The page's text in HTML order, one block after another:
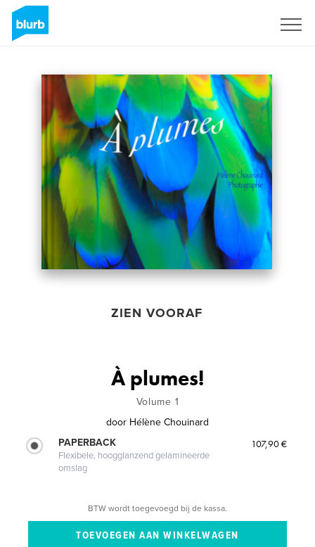
ZIEN VOORAF
À plumes!
Volume 1
door Hélène Chouinard
PAPERBACK
Flexibele, hoogglanzend gelamineerde
omslag
107,90 €
BTW wordt toegevoegd bij de kassa.